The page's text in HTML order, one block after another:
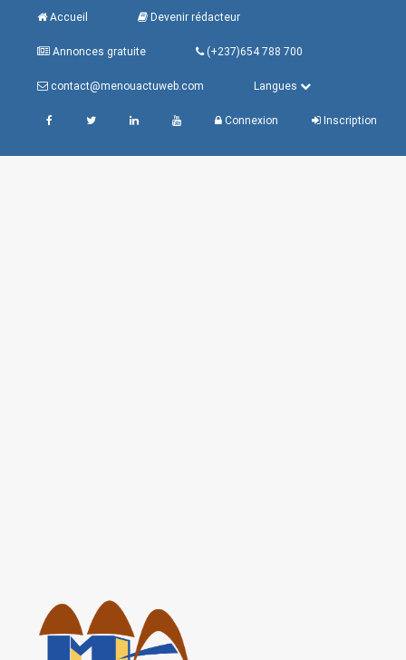
Accueil Devenir rédacteur
Annonces gratuite (+237)654 788 700
contact@menouactuweb.com Langues
Connexion Inscription